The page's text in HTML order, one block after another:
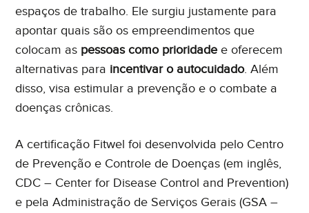
espaços de trabalho. Ele surgiu justamente para
apontar quais são os empreendimentos que
colocam as pessoas como prioridade e oferecem
alternativas para incentivar o autocuidado. Além
disso, visa estimular a prevenção e o combate a
doenças crônicas.
A certificação Fitwel foi desenvolvida pelo Centro
de Prevenção e Controle de Doenças (em inglês,
CDC – Center for Disease Control and Prevention)
e pela Administração de Serviços Gerais (GSA –